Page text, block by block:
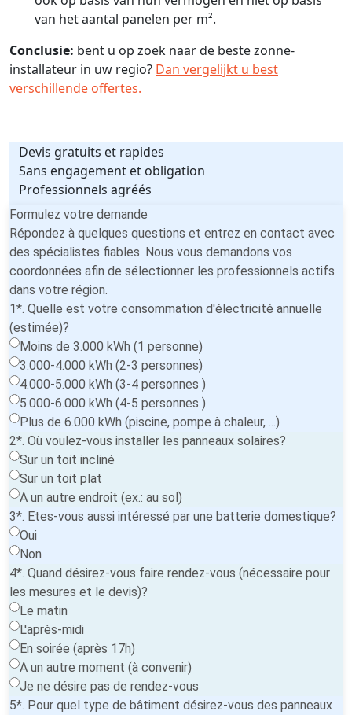
van het aantal panelen per m².
Conclusie: bent u op zoek naar de beste zonne-
installateur in uw regio? Dan vergelijkt u best
verschillende offertes.
Devis gratuits et rapides
Sans engagement et obligation
Professionnels agréés
Formulez votre demande
Répondez à quelques questions et entrez en contact avec
des spécialistes fiables. Nous vous demandons vos
coordonnées afin de sélectionner les professionnels actifs
dans votre région.
1*. Quelle est votre consommation d'électricité annuelle
(estimée)?
Moins de 3.000 kWh (1 personne)
3.000-4.000 kWh (2-3 personnes)
4.000-5.000 kWh (3-4 personnes )
5.000-6.000 kWh (4-5 personnes )
Plus de 6.000 kWh (piscine, pompe à chaleur, ...)
2*. Où voulez-vous installer les panneaux solaires?
Sur un toit incliné
Sur un toit plat
A un autre endroit (ex.: au sol)
3*. Etes-vous aussi intéressé par une batterie domestique?
Oui
Non
4*. Quand désirez-vous faire rendez-vous (nécessaire pour
les mesures et le devis)?
Le matin
L'après-midi
En soirée (après 17h)
A un autre moment (à convenir)
Je ne désire pas de rendez-vous
5*. Pour quel type de bâtiment désirez-vous des panneaux